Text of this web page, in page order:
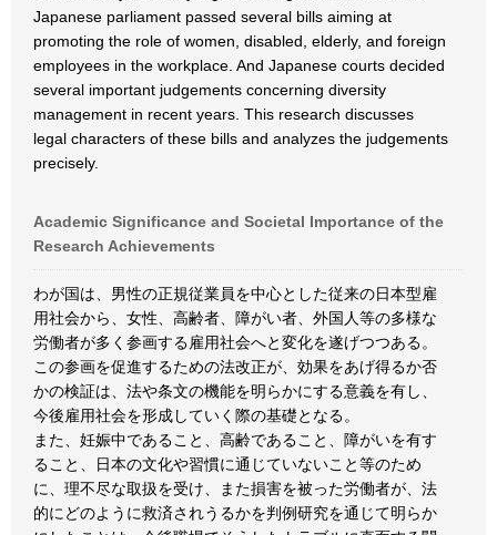
Japanese parliament passed several bills aiming at
promoting the role of women, disabled, elderly, and foreign
employees in the workplace. And Japanese courts decided
several important judgements concerning diversity
management in recent years. This research discusses
legal characters of these bills and analyzes the judgements
precisely.
Academic Significance and Societal Importance of the
Research Achievements
わが国は、男性の正規従業員を中心とした従来の日本型雇
用社会から、女性、高齢者、障がい者、外国人等の多様な
労働者が多く参画する雇用社会へと変化を遂げつつある。
この参画を促進するための法改正が、効果をあげ得るか否
かの検証は、法や条文の機能を明らかにする意義を有し、
今後雇用社会を形成していく際の基礎となる。
また、妊娠中であること、高齢であること、障がいを有す
ること、日本の文化や習慣に通じていないこと等のため
に、理不尽な取扱を受け、また損害を被った労働者が、法
的にどのように救済されうるかを判例研究を通じて明らか